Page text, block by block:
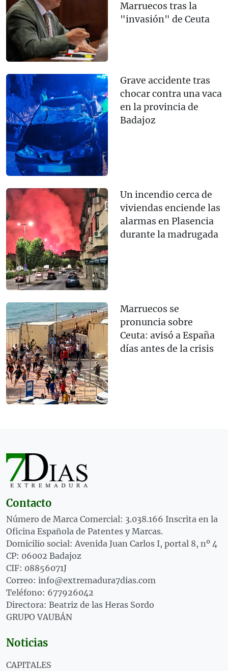
Marruecos tras la
"invasión" de Ceuta
Grave accidente tras
chocar contra una vaca
en la provincia de
Badajoz
Un incendio cerca de
viviendas enciende las
alarmas en Plasencia
durante la madrugada
Marruecos se
pronuncia sobre
Ceuta: avisó a España
días antes de la crisis
Contacto
Número de Marca Comercial: 3.038.166 Inscrita en la
Oficina Española de Patentes y Marcas.
Domicilio social: Avenida Juan Carlos I, portal 8, nº 4
CP: 06002 Badajoz
CIF: 08856071J
Correo: info@extremadura7dias.com
Teléfono: 677926042
Directora: Beatriz de las Heras Sordo
GRUPO VAUBÁN
Noticias
CAPITALES